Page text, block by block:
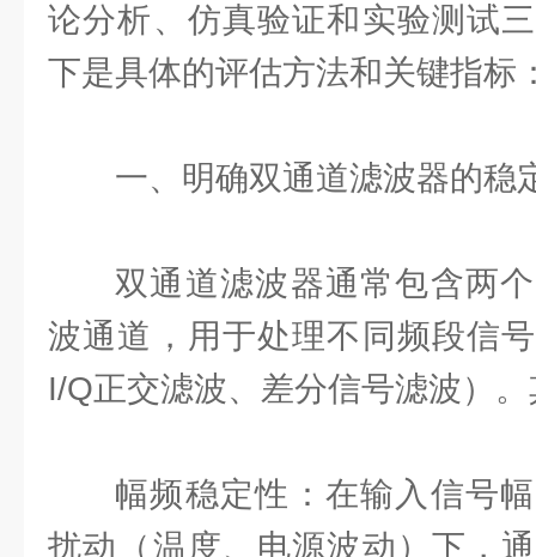
论分析、仿真验证和实验测试
下是具体的评估方法和关键指标
一、明确双通道滤波器的稳
双通道滤波器通常包含两
波通道，用于处理不同频段信
I/Q正交滤波、差分信号滤波）
幅频稳定性：在输入信号
扰动（温度、电源波动）下，